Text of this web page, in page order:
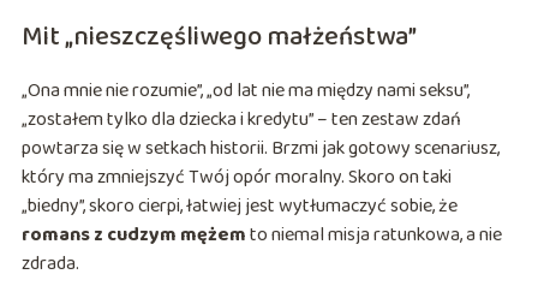
Mit „nieszczęśliwego małżeństwa”
„Ona mnie nie rozumie”, „od lat nie ma między nami seksu”,
„zostałem tylko dla dziecka i kredytu” – ten zestaw zdań
powtarza się w setkach historii. Brzmi jak gotowy scenariusz,
który ma zmniejszyć Twój opór moralny. Skoro on taki
„biedny”, skoro cierpi, łatwiej jest wytłumaczyć sobie, że
romans z cudzym mężemto niemal misja ratunkowa, a nie
zdrada.